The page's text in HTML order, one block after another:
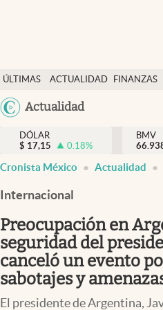
ÚLTIMAS
NOTICIAS
ACTUALIDAD
FINANZAS
Actualidad
Actualidad
Finanzas y economía
Dólar y mercados
Pc y celular
Vida y estilo
DÓLAR
$ 17,15 0.18%
BMV
Cronista México Actualidad
Internacional
Preocupación en
seguridad del
canceló un evento
sabotajes y
El presidente de Argentina,